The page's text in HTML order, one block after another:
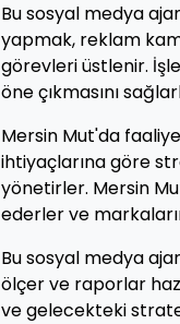
Bu sosyal medya
yapmak, reklam
görevleri üstlenir.
öne çıkmasını
Mersin Mut'da
ihtiyaçlarına göre
yönetirler. Mersin
ederler ve
Bu sosyal medya
ölçer ve raporlar
ve gelecekteki